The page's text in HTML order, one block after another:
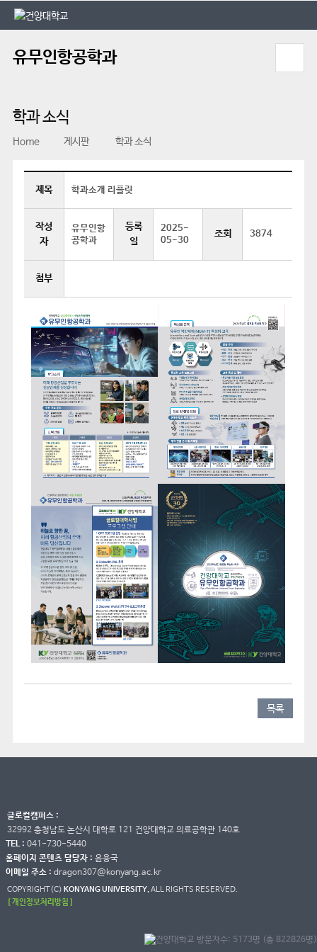
본문 바로가기
대메뉴 바로가기
유무인항공학과
학과 소식
Home 게시판 학과 소식
제목 학과소개 리플릿
작성
자
유무인항
공학과
등록
일
2025-
05-30
조회 3874
첨부
목록
글로컬캠퍼스 :
32992 충청남도 논산시 대학로 121 건양대학교 의료공학관 140호
TEL : 041-730-5440
홈페이지 콘텐츠 담당자 : 윤용국
이메일 주소 : dragon307@konyang.ac.kr
COPYRIGHT(C) KONYANG UNIVERSITY.ALL RIGHTS RESERVED.
[ 개인정보처리방침 ]
방문자수: 5173명 (총 822826명)